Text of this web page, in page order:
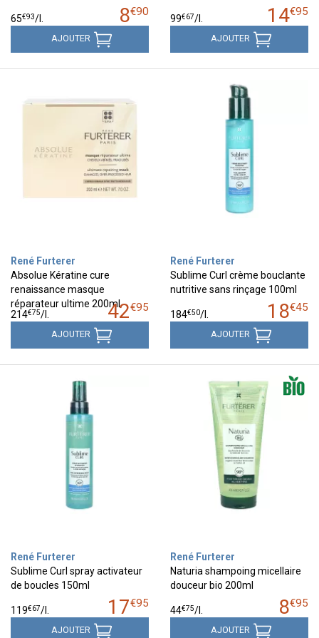
8€90
65€93/l.
AJOUTER
14€95
99€67/l.
AJOUTER
René Furterer
Absolue Kératine cure
renaissance masque
réparateur ultime 200ml
42€95
214€75/l.
AJOUTER
René Furterer
Sublime Curl crème bouclante
nutritive sans rinçage 100ml
18€45
184€50/l.
AJOUTER
René Furterer
Sublime Curl spray activateur
de boucles 150ml
17€95
119€67/l.
AJOUTER
René Furterer
Naturia shampoing micellaire
douceur bio 200ml
8€95
44€75/l.
AJOUTER